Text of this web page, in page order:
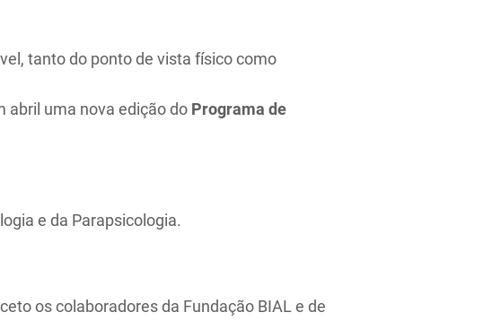
tanto do ponto de vista físico como
abril uma nova edição do Programa de
e da Parapsicologia.
os colaboradores da Fundação BIAL e de